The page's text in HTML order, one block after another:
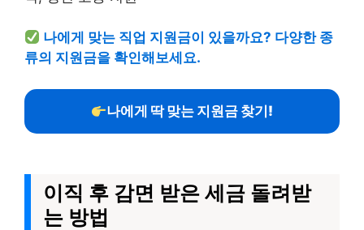
나에게 맞는 직업 지원금이 있을까요? 다양한 종
류의 지원금을 확인해보세요.
나에게 딱 맞는 지원금 찾기!
이직 후 감면 받은 세금 돌려받
는 방법